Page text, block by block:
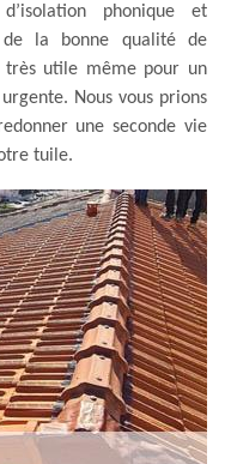
phonique et
la bonne qualité de
très utile même pour un
Nous vous prions
une seconde vie
tuile.